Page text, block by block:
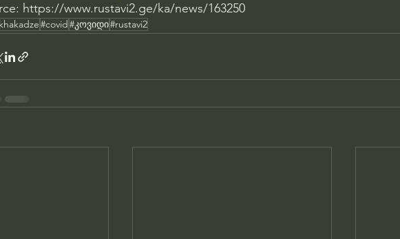
https://www.rustavi2.ge/ka/news/163250
#covid#კოვიდი#rustavi2